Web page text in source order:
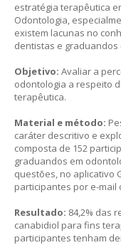
estratégia terapêutica
Odontologia,
existem lacunas no
dentistas e graduandos
Objetivo: Avaliar a
odontologia a respeito
terapêutica.
Material e método:
caráter descritivo e
composta de 152
graduandos em
questões, no aplicativo
participantes por e-mail
Resultado: 84,2% das
canabidiol para fins
participantes tenham